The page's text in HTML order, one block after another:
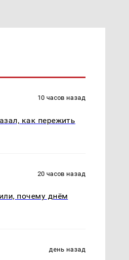
10 часов назад
как пережить
20 часов назад
почему днём
день назад